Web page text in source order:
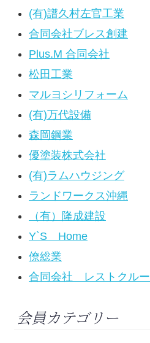
(有)譜久村左官工業
合同会社ブレス創建
Plus.M 合同会社
松田工業
マルヨシリフォーム
(有)万代設備
森岡鋼業
優塗装株式会社
(有)ラムハウジング
ランドワークス沖縄
（有）隆成建設
Y`S Home
僚総業
合同会社 レストクルー
会員カテゴリー